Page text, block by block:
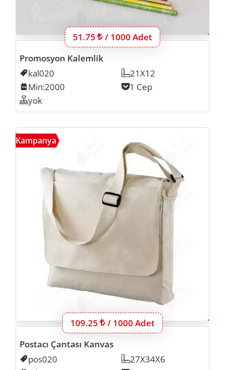
Bu ürünün 1000 adet için fiyatı:
51.75 Lira
/ 1000 Adet
Promosyon Kalemlik
Kodu
kal020 Ölçü
21X12
Min. İmalat
Min:2000 Cep Sayısı
1 Cep
Organizer
yok
Kampanya
Bu ürünün 1000 adet için fiyatı:
109.25 Lira
/ 1000 Adet
Postacı Çantası Kanvas
Kodu
pos020 Ölçü
27X34X6